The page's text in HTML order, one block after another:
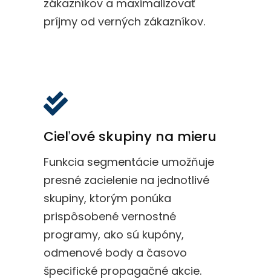
zákazníkov a maximalizovať
príjmy od verných zákazníkov.
Cieľové skupiny na mieru
Funkcia segmentácie umožňuje
presné zacielenie na jednotlivé
skupiny, ktorým ponúka
prispôsobené vernostné
programy, ako sú kupóny,
odmenové body a časovo
špecifické propagačné akcie.